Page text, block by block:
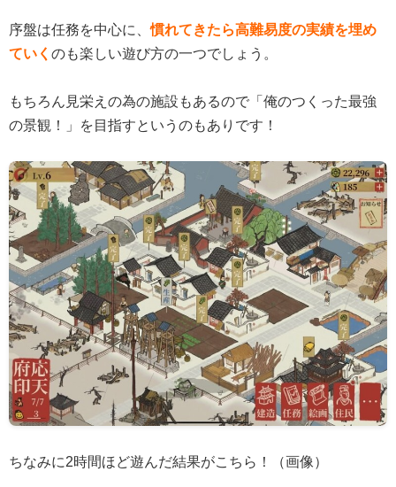
序盤は任務を中心に、慣れてきたら高難易度の実績を埋め
ていく のも楽しい遊び方の一つでしょう。
もちろん見栄えの為の施設もあるので「俺のつくった最強
の景観！」を目指すというのもありです！
ちなみに2時間ほど遊んだ結果がこちら！（画像）